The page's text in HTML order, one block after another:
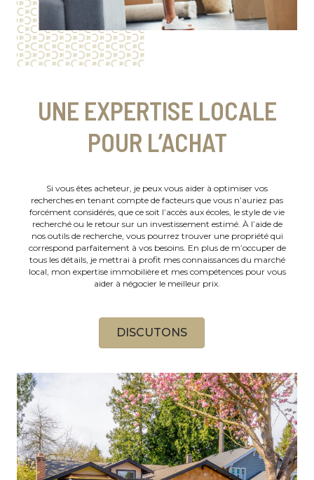
UNE EXPERTISE LOCALE
POUR L’ACHAT
Si vous êtes acheteur, je peux vous aider à optimiser vos
recherches en tenant compte de facteurs que vous n’auriez pas
forcément considérés, que ce soit l’accès aux écoles, le style de vie
recherché ou le retour sur un investissement estimé. À l’aide de
nos outils de recherche, vous pourrez trouver une propriété qui
correspond parfaitement à vos besoins. En plus de m’occuper de
tous les détails, je mettrai à profit mes connaissances du marché
local, mon expertise immobilière et mes compétences pour vous
aider à négocier le meilleur prix.
DISCUTONS